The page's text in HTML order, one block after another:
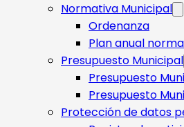
Normativa Municipal
Ordenanza
Plan anual
Presupuesto Municipal
Presupuesto
Presupuesto
Protección de datos